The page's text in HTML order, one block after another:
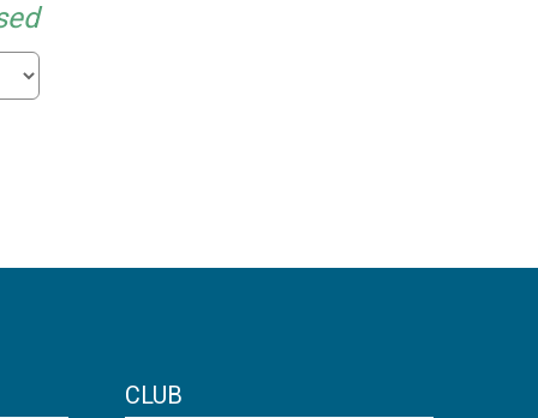
CLUB